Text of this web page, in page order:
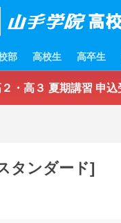
部 高校生 高卒生
・高３ 夏期講習 申込
タンダード]